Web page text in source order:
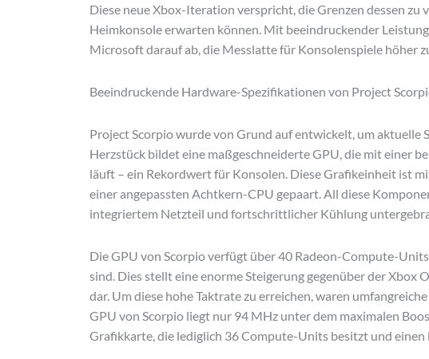
Diese neue Xbox-Iteration verspricht, die Grenzen dessen zu
Heimkonsole erwarten können. Mit beeindruckender
Microsoft darauf ab, die Messlatte für Konsolenspiele höher
Beeindruckende Hardware-Spezifikationen von Project
Project Scorpio wurde von Grund auf entwickelt, um aktuelle
Herzstück bildet eine maßgeschneiderte GPU, die mit einer
läuft – ein Rekordwert für Konsolen. Diese Grafikeinheit ist
einer angepassten Achtkern-CPU gepaart. All diese
integriertem Netzteil und fortschrittlicher Kühlung
Die GPU von Scorpio verfügt über 40 Radeon-Compute-
sind. Dies stellt eine enorme Steigerung gegenüber der Xbox
dar. Um diese hohe Taktrate zu erreichen, waren
GPU von Scorpio liegt nur 94 MHz unter dem maximalen
Grafikkarte, die lediglich 36 Compute-Units besitzt und